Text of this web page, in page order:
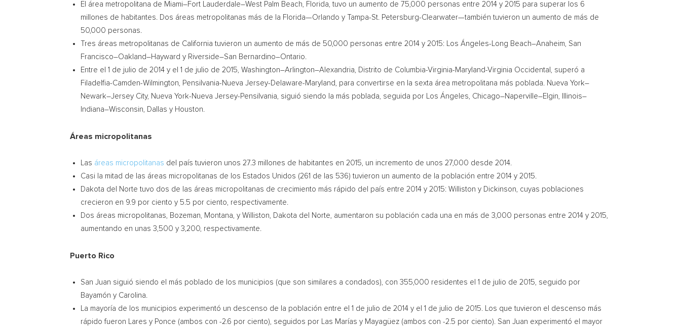
El área metropolitana de Miami–Fort Lauderdale–West Palm Beach, Florida, tuvo un aumento de 75,000 personas entre 2014 y 2015 para superar los 6
millones de habitantes. Dos áreas metropolitanas más de la Florida—Orlando y
Tampa-St. Petersburg-Clearwater—también tuvieron un aumento de más de
50,000 personas.
Tres áreas metropolitanas de California tuvieron un aumento de más de 50,000 personas entre 2014 y 2015: Los Ángeles- Long Beach–Anaheim, San
Francisco–Oakland–Hayward y Riverside–San Bernardino–Ontario.
Entre el 1 de julio de 2014 y el 1 de julio de 2015, Washington–Arlington–Alexandria, Distrito de Columbia-Virginia-Maryland-Virginia Occidental, superó a
Filadelfia-Camden-Wilmington, Pensilvania-Nueva Jersey-Delaware-Maryland, para convertirse en la sexta área metropolitana más poblada. Nueva York–
Newark–Jersey City, Nueva York-Nueva Jersey-Pensilvania, siguió siendo la más poblada, seguida por Los Ángeles, Chicago–Naperville–Elgin, Illinois–
Indiana–Wisconsin, Dallas y Houston.
Áreas micropolitanas
Las áreas micropolitanas del país tuvieron unos 27.3 millones de habitantes en 2015, un incremento de unos 27,000 desde 2014.
Casi la mitad de las áreas micropolitanas de los Estados Unidos (261 de las 536) tuvieron un aumento de la población entre 2014 y 2015.
Dakota del Norte tuvo dos de las áreas micropolitanas de crecimiento más rápido del país entre 2014 y 2015: Williston y Dickinson, cuyas poblaciones
crecieron en 9.9 por ciento y 5.5 por ciento, respectivamente.
Dos áreas micropolitanas, Bozeman, Montana, y Williston, Dakota del Norte, aumentaron su población cada una en más de 3,000 personas entre 2014 y 2015,
aumentando en unas 3,500 y 3,200, respectivamente.
Puerto Rico
San Juan siguió siendo el más poblado de los municipios (que son similares a condados), con 355,000 residentes el 1 de julio de 2015, seguido por
Bayamón y Carolina.
La mayoría de los municipios experimentó un descenso de la población entre el 1 de julio de 2014 y el 1 de julio de 2015. Los que tuvieron el descenso más
rápido fueron Lares y Ponce (ambos con -2.6 por ciento), seguidos por Las Marías y Mayagüez (ambos con -2.5 por ciento). San Juan experimentó el mayor